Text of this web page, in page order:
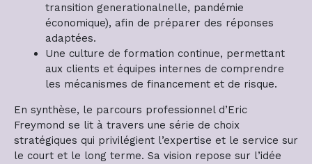
transition generationalnelle, pandémie
économique), afin de préparer des réponses
adaptées.
Une culture de formation continue, permettant
aux clients et équipes internes de comprendre
les mécanismes de financement et de risque.
En synthèse, le parcours professionnel d’Eric
Freymond se lit à travers une série de choix
stratégiques qui privilégient l’expertise et le service sur
le court et le long terme. Sa vision repose sur l’idée